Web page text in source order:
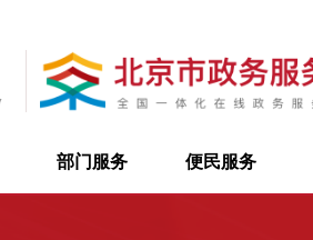
部门服务 便民服务